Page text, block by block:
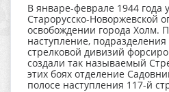
В январе-феврале 1944 года
Старорусско-Новоржевской
освобождении города Холм.
наступление,
стрелковой дивизий
создали так называемый
этих боях отделение
полосе наступления 117-й